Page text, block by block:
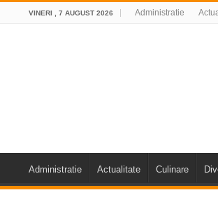
VINERI , 7 AUGUST 2026 Administratie
Administratie Actualitate Culinare